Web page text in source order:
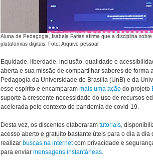
Aluna de Pedagogia, Isabela Farias afirma que a disciplina
plataformas digitais. Foto: Arquivo pessoal
Equidade, liberdade, inclusão, qualidade e
aberta e sua missão de compartilhar saberes de
Pedagogia da Universidade de Brasília (UnB) e da
esse espírito e encamparam mais uma ação do projeto
suporte à crescente necessidade do uso de recursos
acelerada pelo contexto de pandemia de covid-19.
Desta vez, os discentes elaboraram tutoriais,
acesso aberto e gratuito bastante úteis para o dia a
realizar buscas na internetcom privacidade e
para enviar mensagens instantâneas.